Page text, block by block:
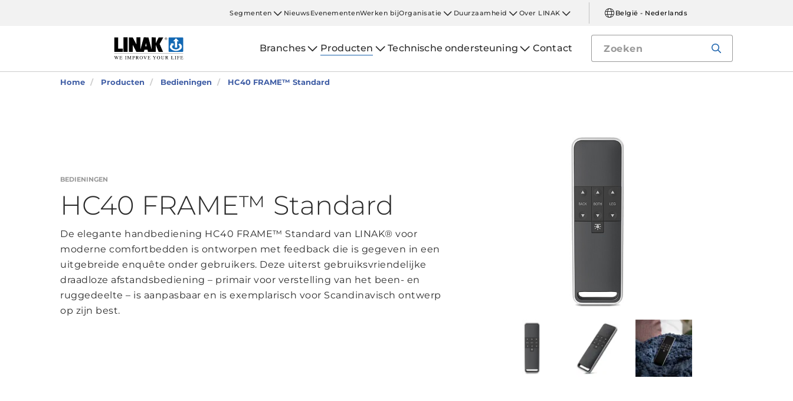
Segmenten NieuwsEvenementenWerken bijOrganisatie Duurzaamheid Over LINAK België - Nederlands
Branches Producten Technische ondersteuning Contact
Home Producten Bedieningen HC40 FRAME™ Standard
BEDIENINGEN
HC40 FRAME™ Standard
De elegante handbediening HC40 FRAME™ Standard van LINAK® voor
moderne comfortbedden is ontworpen met feedback die is gegeven in een
uitgebreide enquête onder gebruikers. Deze uiterst gebruiksvriendelijke
draadloze afstandsbediening – primair voor verstelling van het been- en
ruggedeelte – is aanpasbaar en is exemplarisch voor Scandinavisch ontwerp
op zijn best.